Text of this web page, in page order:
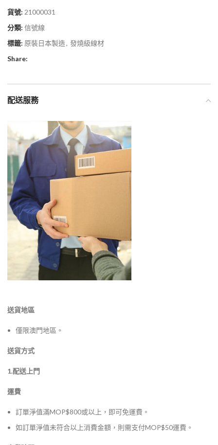
貨號: 21000031
分類: 信號線
標籤: 原裝日本製造, 發燒級線材
Share:
配送服務
送貨地區
僅限澳門地區。
送貨方式
1.配送上門
運費
訂單淨值滿MOP$800或以上，即可免運費。
如訂單淨值未符合以上消費金額，則需支付MOP$50運費。